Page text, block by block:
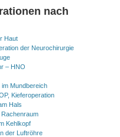
nach
Haut
der Neurochirurgie
– HNO
Mundbereich
Kieferoperation
Hals
Kehlkopf
der Luftröhre